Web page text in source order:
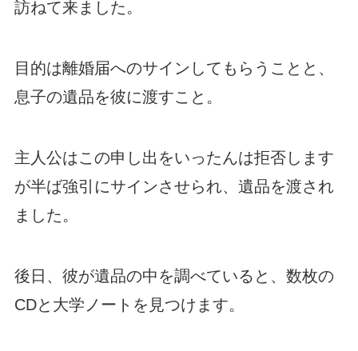
訪ねて来ました。
目的は離婚届へのサインしてもらうことと、
息子の遺品を彼に渡すこと。
主人公はこの申し出をいったんは拒否します
が半ば強引にサインさせられ、遺品を渡され
ました。
後日、彼が遺品の中を調べていると、数枚の
CDと大学ノートを見つけます。